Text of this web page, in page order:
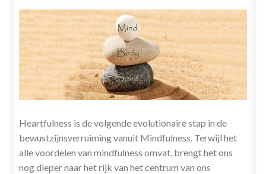
Herinner wie je werkelijk bent
Magische helende verhalen ©Mieke
Mijn account
Mindfulness en Hartcoherentie
Narcisme
Heartfulness is de volgende evolutionaire stap in de
bewustzijnsverruiming vanuit Mindfulness. Terwijl het
alle voordelen van mindfulness omvat, brengt het ons
nog dieper naar het rijk van het centrum van ons